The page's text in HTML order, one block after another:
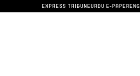
EXPRESS TRIBUNEURDU E-PAPER